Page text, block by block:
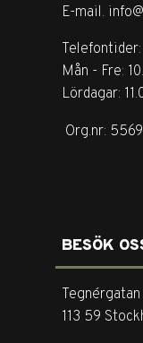
E-mail.
Telefontider:
Mån - Fre:
Lördagar:
Org.nr:
BESÖK
113 59